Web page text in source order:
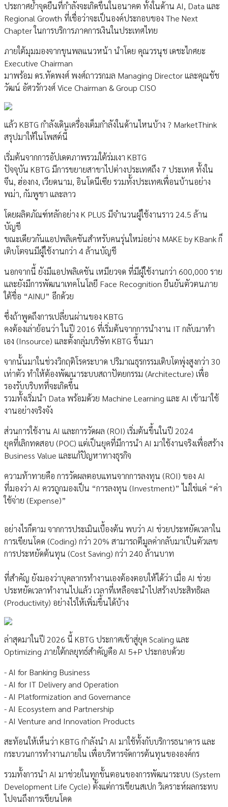
ประกาศย้ำจุดยืนที่กำลังจะเกิดขึ้นในอนาคต ทั้งในด้าน AI, Data และ
Regional Growth ที่เชื่อว่าจะเป็นองค์ประกอบของ The Next
Chapter ในการบริการภาคการเงินในประเทศไทย
ภายใต้มุมมองจากขุนพลแนวหน้า นำโดย คุณวรนุช เดชะไกศยะ
Executive Chairman
มาพร้อม ดร.ทัดพงศ์ พงศ์ถาวรกมล Managing Director และคุณชัช
วัฒน์ อัศวรักวงศ์ Vice Chairman & Group CISO
แล้ว KBTG กำลังเดินเครื่องเต็มกำลังในด้านไหนบ้าง ? MarketThink
สรุปมาให้ในโพสต์นี้
เริ่มต้นจากการอัปเดตภาพรวมใต้ร่มเงา KBTG
ปัจจุบัน KBTG มีการขยายสาขาไปต่างประเทศถึง 7 ประเทศ ทั้งใน
จีน, ฮ่องกง, เวียดนาม, อินโดนีเซีย รวมทั้งประเทศเพื่อนบ้านอย่าง
พม่า, กัมพูชา และลาว
โดยผลิตภัณฑ์หลักอย่าง K PLUS มีจำนวนผู้ใช้งานราว 24.5 ล้าน
บัญชี
ขณะเดียวกันแอปพลิเคชันสำหรับคนรุ่นใหม่อย่าง MAKE by KBank ก็
เติบโตจนมีผู้ใช้งานกว่า 4 ล้านบัญชี
นอกจากนี้ ยังมีแอปพลิเคชัน เหมียวจด ที่มีผู้ใช้งานกว่า 600,000 ราย
และยังมีการพัฒนาเทคโนโลยี Face Recognition ยืนยันตัวตนภาย
ใต้ชื่อ “AINU” อีกด้วย
ซึ่งถ้าพูดถึงการเปลี่ยนผ่านของ KBTG
คงต้องเล่าย้อนว่า ในปี 2016 ที่เริ่มต้นจากการนำงาน IT กลับมาทำ
เอง (Insource) และตั้งกลุ่มบริษัท KBTG ขึ้นมา
จากนั้นมาในช่วงวิกฤติโรคระบาด ปริมาณธุรกรรมเติบโตพุ่งสูงกว่า 30
เท่าตัว ทำให้ต้องพัฒนาระบบสถาปัตยกรรม (Architecture) เพื่อ
รองรับบริบทที่จะเกิดขึ้น
รวมทั้งเริ่มนำ Data พร้อมด้วย Machine Learning และ AI เข้ามาใช้
งานอย่างจริงจัง
ส่วนการใช้งาน AI และการวัดผล (ROI) เริ่มต้นขึ้นในปี 2024
ยุคที่เลิกทดสอบ (POC) แต่เป็นยุคที่มีการนำ AI มาใช้งานจริงเพื่อสร้าง
Business Value และแก้ปัญหาทางธุรกิจ
ความท้าทายคือ การวัดผลตอบแทนจากการลงทุน (ROI) ของ AI
ที่มองว่า AI ควรถูกมองเป็น “การลงทุน (Investment)” ไม่ใช่แค่ “ค่า
ใช้จ่าย (Expense)”
อย่างไรก็ตาม จากการประเมินเบื้องต้น พบว่า AI ช่วยประหยัดเวลาใน
การเขียนโคด (Coding) กว่า 20% สามารถตีมูลค่ากลับมาเป็นตัวเลข
การประหยัดต้นทุน (Cost Saving) กว่า 240 ล้านบาท
ที่สำคัญ ยังมองว่าบุคลากรทำงานเองต้องตอบให้ได้ว่า เมื่อ AI ช่วย
ประหยัดเวลาทำงานไปแล้ว เวลาที่เหลือจะนำไปสร้างประสิทธิผล
(Productivity) อย่างไรให้เพิ่มขึ้นได้บ้าง
ล่าสุดมาในปี 2026 นี้ KBTG ประกาศเข้าสู่ยุค Scaling และ
Optimizing ภายใต้กลยุทธ์สำคัญคือ AI 5+P ประกอบด้วย
- AI for Banking Business
- AI for IT Delivery and Operation
- AI Platformization and Governance
- AI Ecosystem and Partnership
- AI Venture and Innovation Products
สะท้อนให้เห็นว่า KBTG กำลังนำ AI มาใช้ทั้งกับบริการธนาคาร และ
กระบวนการทำงานภายใน เพื่อบริหารจัดการต้นทุนขององค์กร
รวมทั้งการนำ AI มาช่วยในทุกขั้นตอนของการพัฒนาระบบ (System
Development Life Cycle) ตั้งแต่การเขียนสเปก วิเคราะห์ผลกระทบ
ไปจนถึงการเขียนโคด